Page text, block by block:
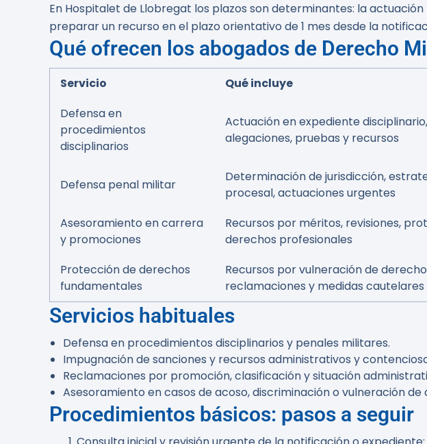
En Hospitalet de Llobregat los plazos son determinantes: la
preparar un recurso en el plazo orientativo de 1 mes desde la
Qué ofrecen los abogados de Derecho
Servicio Qué incluye
Defensa en
procedimientos
disciplinarios
Actuación en expediente disciplinario,
alegaciones, pruebas y recursos
Defensa penal militar
Determinación de jurisdicción,
procesal, actuaciones urgentes
Asesoramiento en carrera
y promociones
Recursos por méritos, revisiones,
derechos profesionales
Protección de derechos
fundamentales
Recursos por vulneración de
reclamaciones y medidas cautelares
Servicios habituales
Defensa en procedimientos disciplinarios y penales militares.
Impugnación de sanciones y recursos administrativos y
Reclamaciones por promoción, clasificación y situación
Asesoramiento en casos de acoso, discriminación o vulneración
Procedimientos básicos: pasos a seguir